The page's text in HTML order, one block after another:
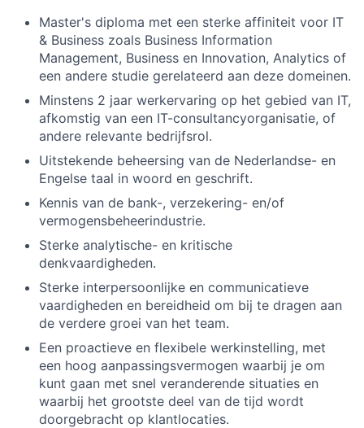
Master's diploma met een sterke affiniteit voor IT
& Business zoals Business Information
Management, Business en Innovation, Analytics of
een andere studie gerelateerd aan deze domeinen.
Minstens 2 jaar werkervaring op het gebied van IT,
afkomstig van een IT-consultancyorganisatie, of
andere relevante bedrijfsrol.
Uitstekende beheersing van de Nederlandse- en
Engelse taal in woord en geschrift.
Kennis van de bank-, verzekering- en/of
vermogensbeheerindustrie.
Sterke analytische- en kritische
denkvaardigheden.
Sterke interpersoonlijke en communicatieve
vaardigheden en bereidheid om bij te dragen aan
de verdere groei van het team.
Een proactieve en flexibele werkinstelling, met
een hoog aanpassingsvermogen waarbij je om
kunt gaan met snel veranderende situaties en
waarbij het grootste deel van de tijd wordt
doorgebracht op klantlocaties.